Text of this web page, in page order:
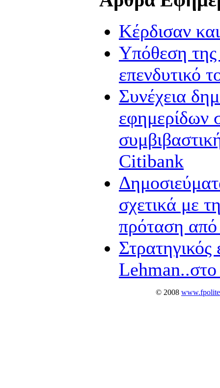
Κέρδισαν
Υπόθεση της
επενδυτικό
Συνέχεια
εφημερίδων
Citibank
σχετικά με
πρόταση
Lehman..στο
© 2008